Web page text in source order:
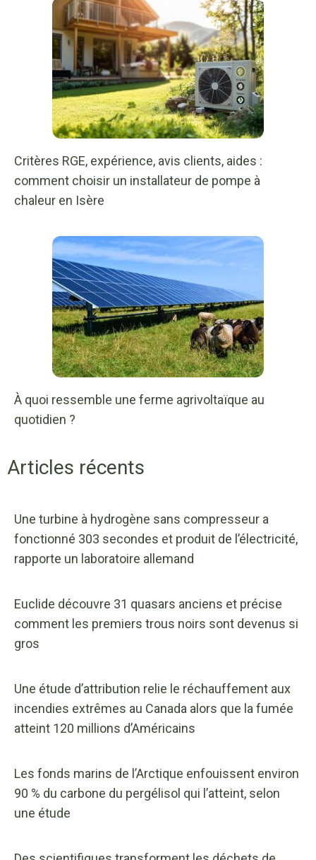
Critères RGE, expérience, avis clients, aides :
comment choisir un installateur de pompe à
chaleur en Isère
À quoi ressemble une ferme agrivoltaïque au
quotidien ?
Articles récents
Une turbine à hydrogène sans compresseur a
fonctionné 303 secondes et produit de l’électricité,
rapporte un laboratoire allemand
Euclide découvre 31 quasars anciens et précise
comment les premiers trous noirs sont devenus si
gros
Une étude d’attribution relie le réchauffement aux
incendies extrêmes au Canada alors que la fumée
atteint 120 millions d’Américains
Les fonds marins de l’Arctique enfouissent environ
90 % du carbone du pergélisol qui l’atteint, selon
une étude